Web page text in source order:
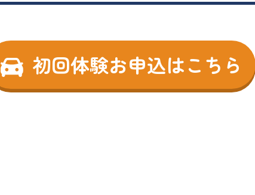
初回体験お申込はこちら